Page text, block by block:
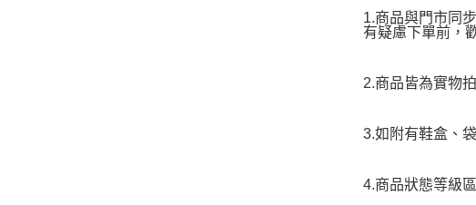
1.商品與門市同
有疑慮下單前，
2.商品皆為實物
3.如附有鞋盒、
4.商品狀態等級